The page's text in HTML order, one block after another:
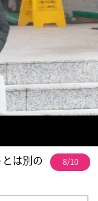
は別の
8/10